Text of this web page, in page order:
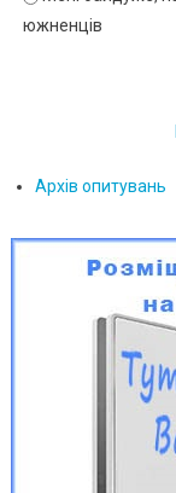
южненців
Архів опитувань